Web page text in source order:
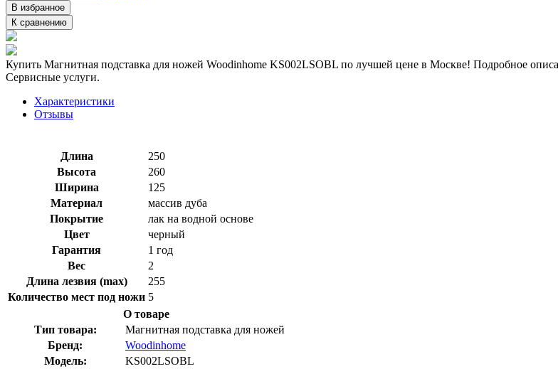
В избранное
К сравнению
Купить Магнитная подставка для ножей Woodinhome KS002LSOBL по лучшей цене в Москве! Подробное
Сервисные услуги.
Характеристики
Отзывы
Длина
250
Высота
260
Ширина
125
Материал
массив дуба
Покрытие
лак на водной основе
Цвет
черный
Гарантия
1 год
Вес
2
Длина лезвия (max)
255
Количество мест под ножи 5
О товаре
Тип товара:
Магнитная подставка для ножей
Бренд:
Woodinhome
Модель:
KS002LSOBL